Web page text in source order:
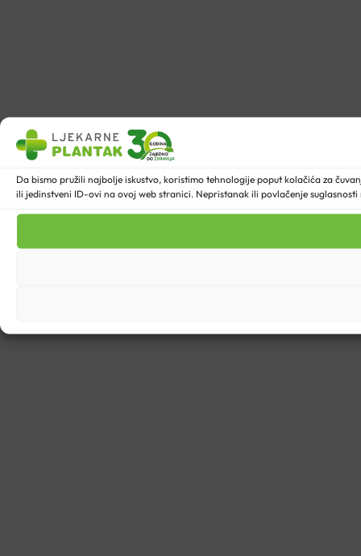
Da bismo pružili najbolje iskustvo, koristimo tehnologije poput kolačića za
ili jedinstveni ID-ovi na ovoj web stranici. Nepristanak ili povlačenje